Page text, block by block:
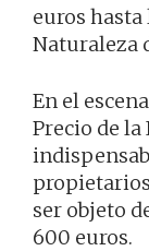
euros hasta
Naturaleza
En el
Precio de
ser objeto
600 euros.